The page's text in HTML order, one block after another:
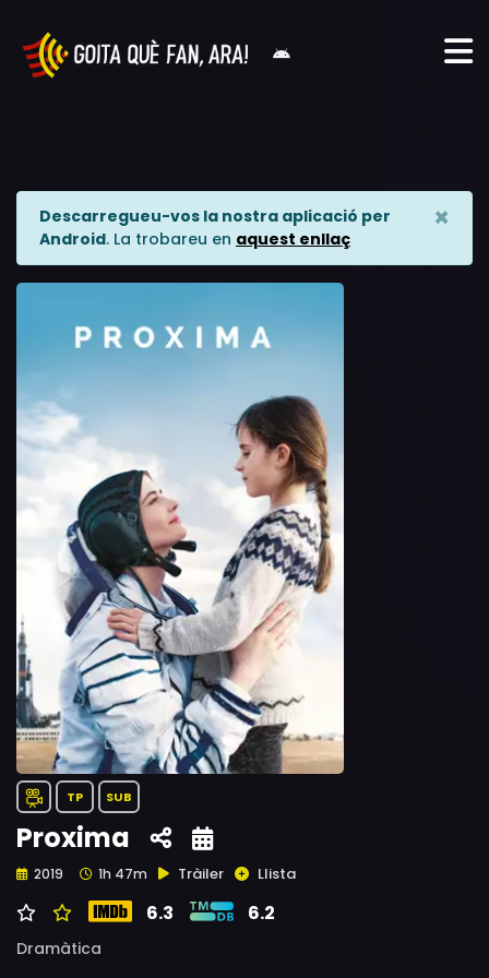
Descarregueu-vos la nostra aplicació per
Android. La trobareu en aquest enllaç
×
TP SUB
Proxima
2019 1h 47m Tràiler Llista
6.3 6.2
Dramàtica